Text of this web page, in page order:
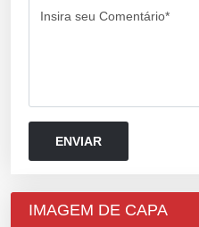
Insira seu Comentário*
IMAGEM DE CAPA